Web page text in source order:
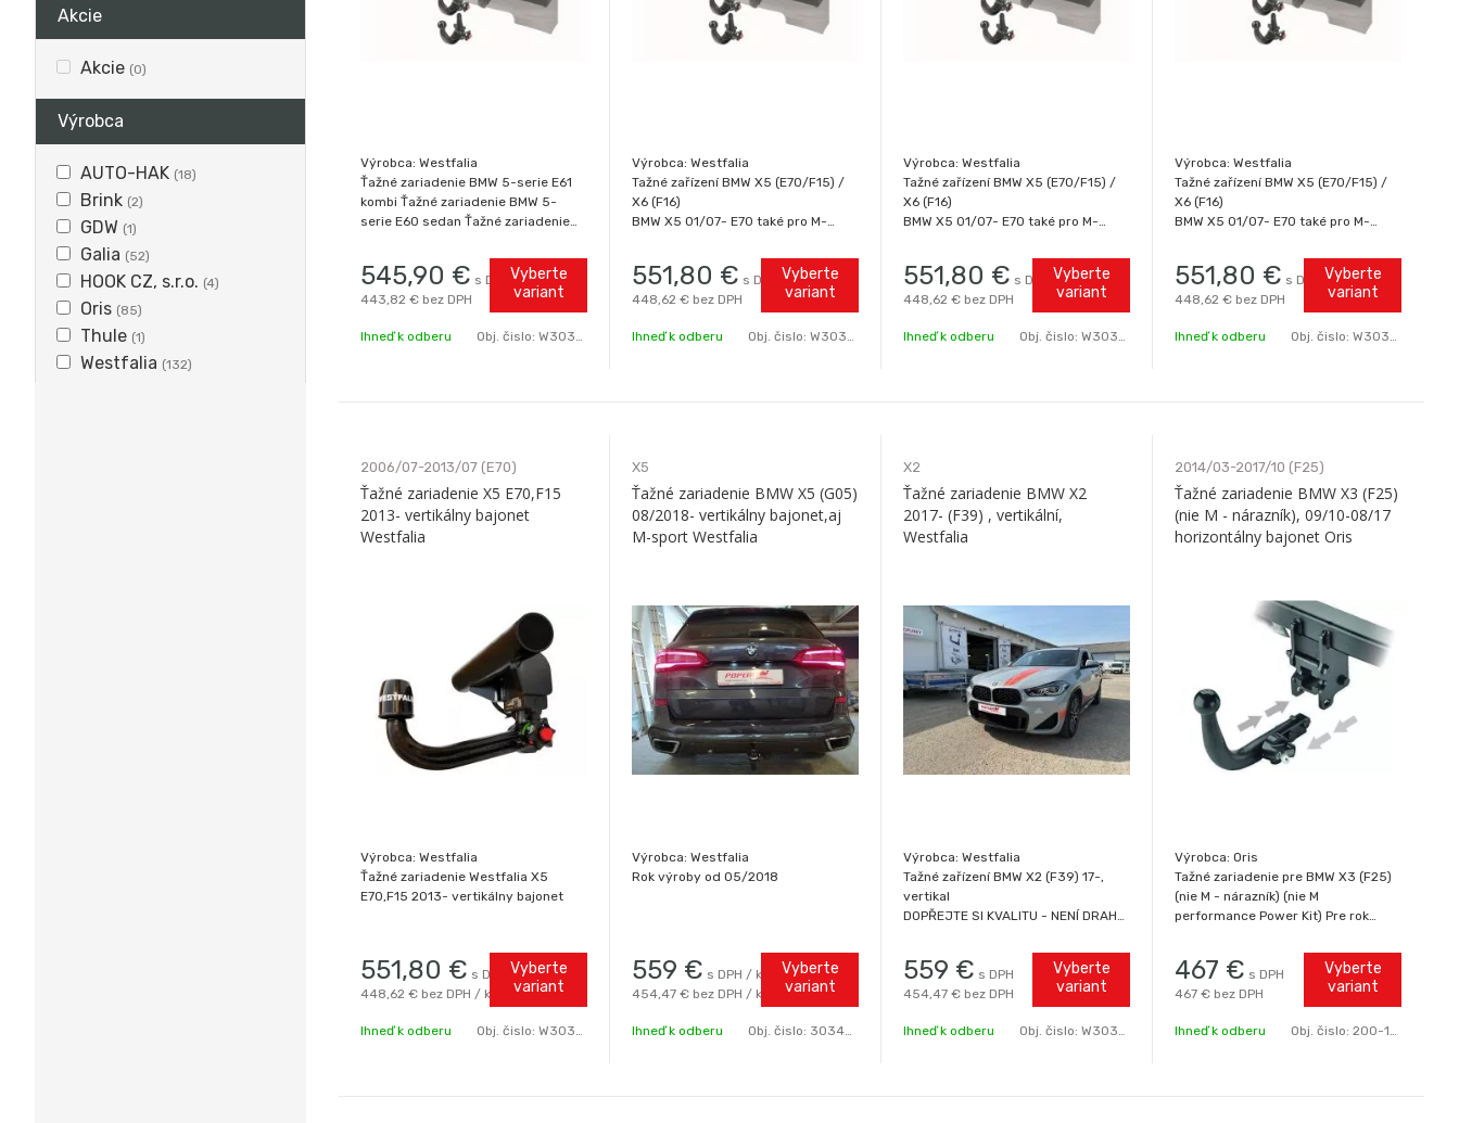
Akcie
Akcie (0)
Výrobca
AUTO-HAK (18)
Brink (2)
GDW (1)
Galia (52)
HOOK CZ, s.r.o. (4)
Oris (85)
Thule (1)
Westfalia (132)
Výrobca: Westfalia
Ťažné zariadenie BMW 5-serie E61
kombi Ťažné zariadenie BMW 5-
serie E60 sedan Ťažné zariadenie
Sportpacket Doprajte si kvalitu - nie
je drahá! Značkové ťažné zariadenie
od popredného svetového výrobcu
545,90 € s DPH
443,82 € bez DPH
Vyberte
variant
Ihneď k odberu Obj. čislo: W303485.BM1
Výrobca: Westfalia
Tažné zařízení BMW X5 (E70/F15) /
X6 (F16)
BMW X5 01/07- E70 také pro M-
pro M-Sport-paket BMW X6 12/14-
F16 DOPŘEJTE SI KVALITU - NENÍ
DRAHÁ!
od předního svě
551,80 € s DPH
448,62 € bez DPH
Vyberte
variant
Ihneď k odberu Obj. čislo: W303368.BM1
Výrobca: Westfalia
Tažné zařízení BMW X5 (E70/F15) /
X6 (F16)
BMW X5 01/07- E70 také pro M-
pro M-Sport-paket BMW X6 12/14-
F16 DOPŘEJTE SI KVALITU - NENÍ
DRAHÁ!
od předního svě
551,80 € s DPH
448,62 € bez DPH
Vyberte
variant
Ihneď k odberu Obj. čislo: W303368.BM2
Výrobca: Westfalia
Tažné zařízení BMW X5 (E70/F15) /
X6 (F16)
BMW X5 01/07- E70 také pro M-
pro M-Sport-paket BMW X6 12/14-
F16 DOPŘEJTE SI KVALITU - NENÍ
DRAHÁ!
od předního svě
551,80 € s DPH
448,62 € bez DPH
Vyberte
variant
Ihneď k odberu Obj. čislo: W303368.BM3
2006/07-2013/07 (E70)
Ťažné zariadenie X5 E70,F15
2013- vertikálny bajonet
Westfalia
Výrobca: Westfalia
Ťažné zariadenie Westfalia X5
E70,F15 2013- vertikálny bajonet
551,80 € s DPH / ks
448,62 € bez DPH / ks
Vyberte
variant
Ihneď k odberu Obj. čislo: W303368
X5
Ťažné zariadenie BMW X5 (G05)
08/2018- vertikálny bajonet,aj
M-sport Westfalia
Výrobca: Westfalia
Rok výroby od 05/2018
559 € s DPH / ks
454,47 € bez DPH / ks
Vyberte
variant
Ihneď k odberu Obj. čislo: 303485W
X2
Ťažné zariadenie BMW X2
2017- (F39) , vertikální,
Westfalia
Výrobca: Westfalia
Tažné zařízení BMW X2 (F39) 17-,
vertikal
DOPŘEJTE SI KVALITU - NENÍ DRAHÁ!
od předního světového výrobce
firmy WESTFALIA. Nejvyšší kvalita je
nyní za bezkonkurenční cenu.
559 € s DPH
454,47 € bez DPH
Vyberte
variant
Ihneď k odberu Obj. čislo: W303476.BM1
2014/03-2017/10 (F25)
Ťažné zariadenie BMW X3 (F25)
(nie M - nárazník), 09/10-08/17
horizontálny bajonet Oris
Výrobca: Oris
Tažné zariadenie pre BMW X3 (F25)
(nie M - nárazník) (nie M
performance Power Kit) Pre rok
2400 / 100, horizontálny bajonet,
Typ schválenia: ECE R55, Číslo
schválenia: E7-011464 , D2, značka
467 € s DPH
467 € bez DPH
Vyberte
variant
Ihneď k odberu Obj. čislo: 200-185